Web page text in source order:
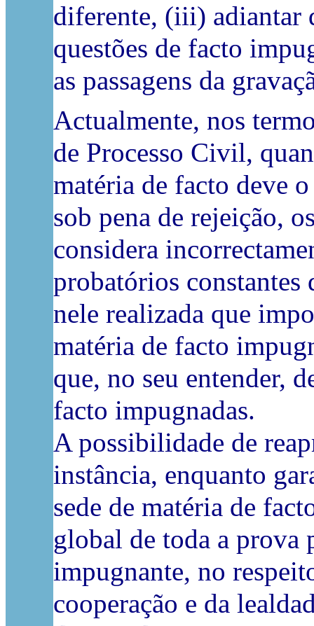
diferente, (iii) adiantar
questões de facto
as passagens da
Actualmente, nos
de Processo Civil,
matéria de facto deve
sob pena de rejeição,
considera
probatórios constantes
nele realizada que
matéria de facto
que, no seu entender,
facto impugnadas.
A possibilidade de
instância, enquanto
sede de matéria de
global de toda a prova
impugnante, no
cooperação e da